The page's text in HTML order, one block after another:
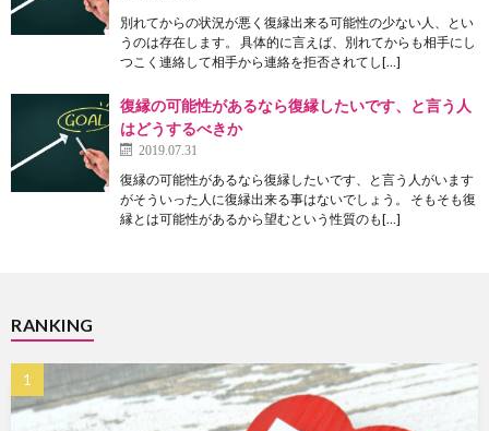
別れてからの状況が悪く復縁出来る可能性の少ない人、とい
うのは存在します。 具体的に言えば、別れてからも相手にし
つこく連絡して相手から連絡を拒否されてし[…]
復縁の可能性があるなら復縁したいです、と言う人
はどうするべきか
2019.07.31
復縁の可能性があるなら復縁したいです、と言う人がいます
がそういった人に復縁出来る事はないでしょう。 そもそも復
縁とは可能性があるから望むという性質のも[…]
RANKING